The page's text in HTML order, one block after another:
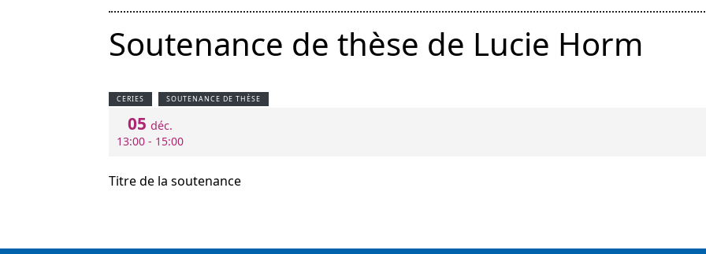
Soutenance de thèse de Lucie Horm
CERIES SOUTENANCE DE THÈSE
05 déc.
13:00 - 15:00
Titre de la soutenance